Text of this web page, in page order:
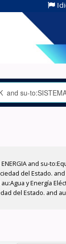
and su-
del Estado. and
y Energía
del Estado. and